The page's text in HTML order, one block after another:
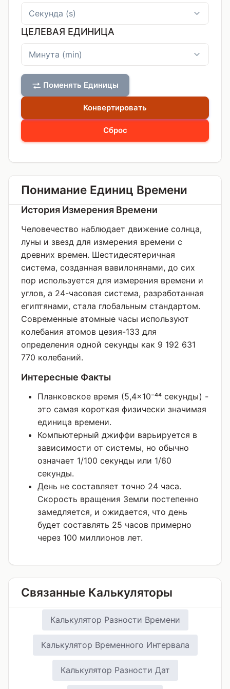
ЦЕЛЕВАЯ ЕДИНИЦА
Поменять Единицы
Сброс
Конвертировать
Понимание Единиц Времени
История Измерения Времени
Человечество наблюдает движение солнца,
луны и звезд для измерения времени с
древних времен. Шестидесятеричная
система, созданная вавилонянами, до сих
пор используется для измерения времени и
углов, а 24-часовая система, разработанная
египтянами, стала глобальным стандартом.
Современные атомные часы используют
колебания атомов цезия-133 для
определения одной секунды как 9 192 631
770 колебаний.
Интересные Факты
Планковское время (5,4×10⁻⁴⁴ секунды) -
это самая короткая физически значимая
единица времени.
Компьютерный джиффи варьируется в
зависимости от системы, но обычно
означает 1/100 секунды или 1/60
секунды.
День не составляет точно 24 часа.
Скорость вращения Земли постепенно
замедляется, и ожидается, что день
будет составлять 25 часов примерно
через 100 миллионов лет.
Связанные Калькуляторы
Калькулятор Разности Времени
Калькулятор Временного Интервала
Калькулятор Разности Дат